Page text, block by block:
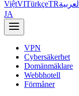
ViệtVITürkçeTRالعربية
JA
VPN
Cybersäkerhet
Domänmäklare
Webbhotell
Förmåner